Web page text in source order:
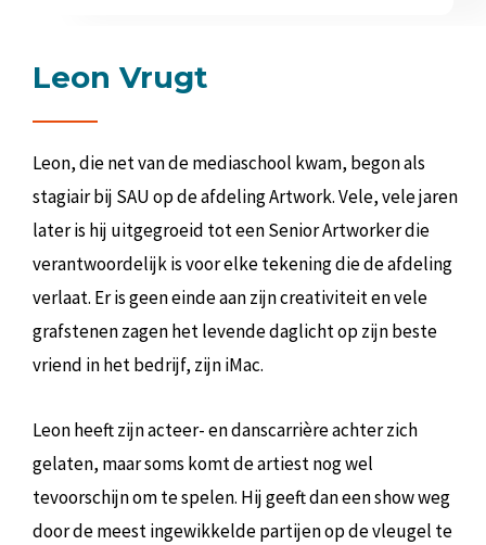
Leon Vrugt
Leon, die net van de mediaschool kwam, begon als
stagiair bij SAU op de afdeling Artwork. Vele, vele jaren
later is hij uitgegroeid tot een Senior Artworker die
verantwoordelijk is voor elke tekening die de afdeling
verlaat. Er is geen einde aan zijn creativiteit en vele
grafstenen zagen het levende daglicht op zijn beste
vriend in het bedrijf, zijn iMac.
Leon heeft zijn acteer- en danscarrière achter zich
gelaten, maar soms komt de artiest nog wel
tevoorschijn om te spelen. Hij geeft dan een show weg
door de meest ingewikkelde partijen op de vleugel te